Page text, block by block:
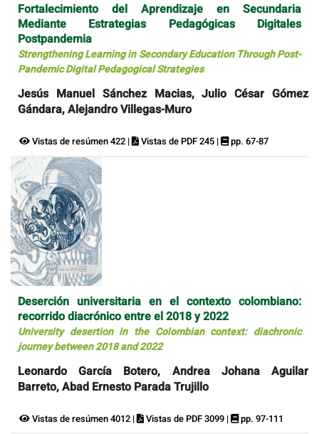
Fortalecimiento del Aprendizaje en Secundaria
Mediante Estrategias Pedagógicas Digitales
Postpandemia
Strengthening Learning in Secondary Education Through Post-
Pandemic Digital Pedagogical Strategies
Jesús Manuel Sánchez Macias, Julio César Gómez
Gándara, Alejandro Villegas-Muro
Vistas de resúmen 422 | Vistas de PDF 245 | pp. 67-87
Deserción universitaria en el contexto colombiano:
recorrido diacrónico entre el 2018 y 2022
University desertion in the Colombian context: diachronic
journey between 2018 and 2022
Leonardo García Botero, Andrea Johana Aguilar
Barreto, Abad Ernesto Parada Trujillo
Vistas de resúmen 4012 | Vistas de PDF 3099 | pp. 97-111